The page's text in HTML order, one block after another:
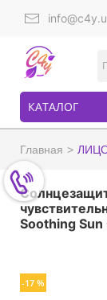
КАТАЛОГ
Главная
Soothing Sun
-17 %